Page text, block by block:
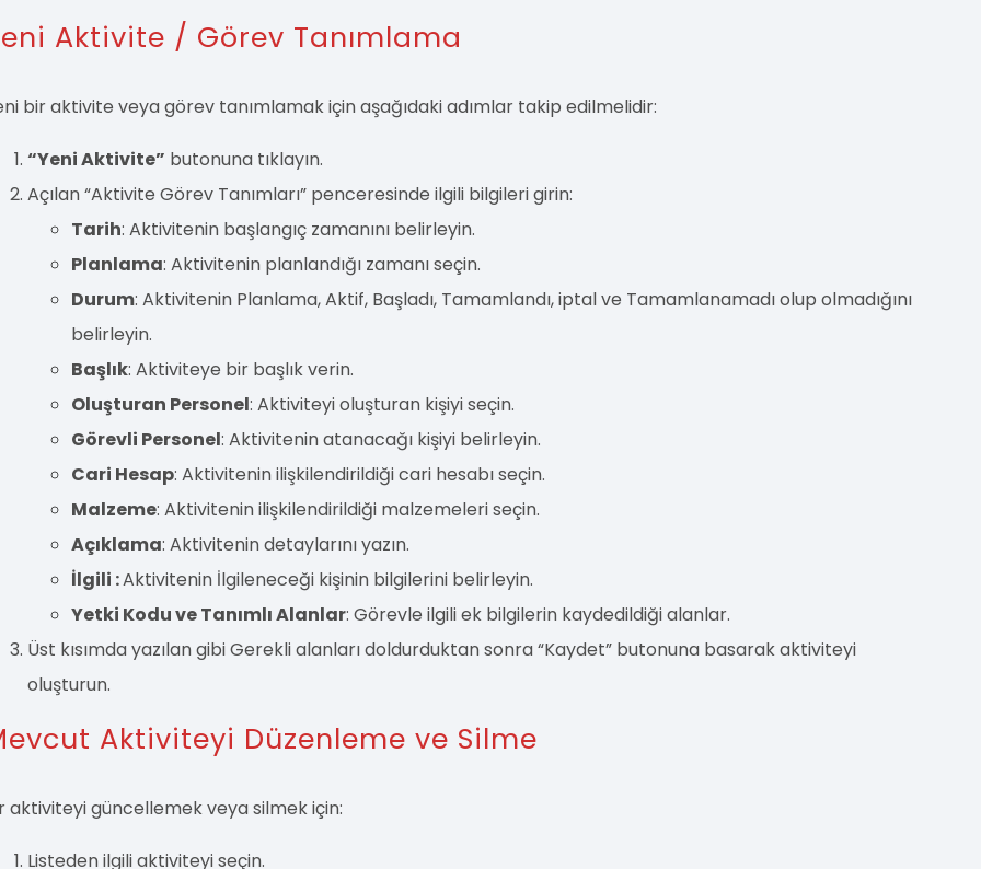
Aktivite / Görev Tanımlama
bir aktivite veya görev tanımlamak için aşağıdaki adımlar takip edilmelidir:
“Yeni Aktivite” butonuna tıklayın.
Açılan “Aktivite Görev Tanımları” penceresinde ilgili bilgileri girin:
Tarih: Aktivitenin başlangıç zamanını belirleyin.
Planlama: Aktivitenin planlandığı zamanı seçin.
Durum: Aktivitenin Planlama, Aktif, Başladı, Tamamlandı, iptal ve Tamamlanamadı olup olmadığını
belirleyin.
Başlık: Aktiviteye bir başlık verin.
Oluşturan Personel: Aktiviteyi oluşturan kişiyi seçin.
Görevli Personel: Aktivitenin atanacağı kişiyi belirleyin.
Cari Hesap: Aktivitenin ilişkilendirildiği cari hesabı seçin.
Malzeme: Aktivitenin ilişkilendirildiği malzemeleri seçin.
Açıklama: Aktivitenin detaylarını yazın.
İlgili :Aktivitenin İlgileneceği kişinin bilgilerini belirleyin.
Yetki Kodu ve Tanımlı Alanlar: Görevle ilgili ek bilgilerin kaydedildiği alanlar.
Üst kısımda yazılan gibi Gerekli alanları doldurduktan sonra “Kaydet” butonuna basarak aktiviteyi
oluşturun.
Aktiviteyi Düzenleme ve Silme
aktiviteyi güncellemek veya silmek için:
Listeden ilgili aktiviteyi seçin.